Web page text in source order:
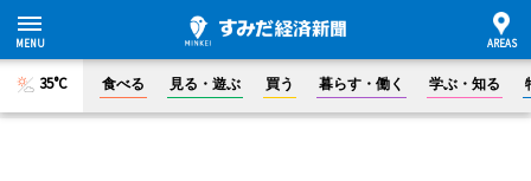
35°C 食べる 見る・遊ぶ 買う 暮らす・働く 学ぶ・知る